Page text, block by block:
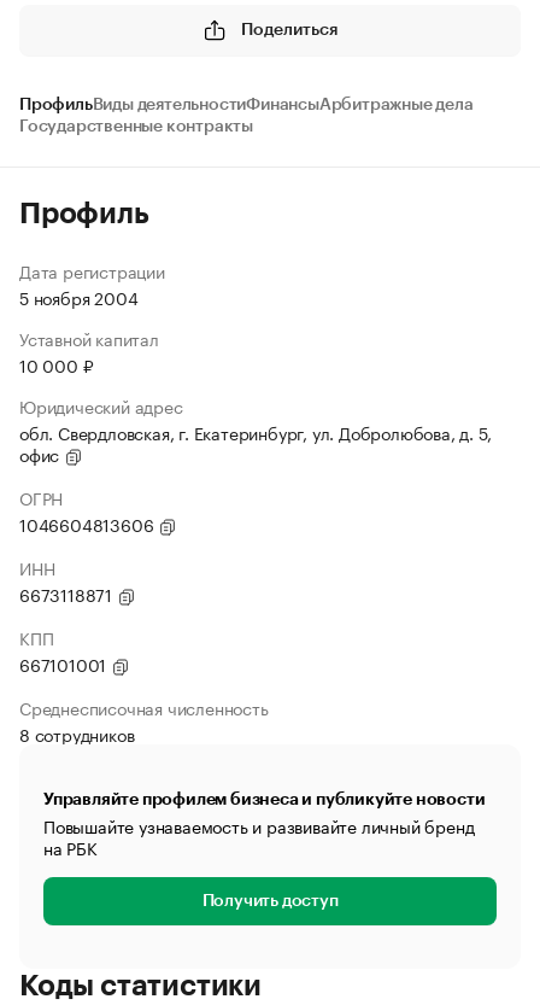
Поделиться
ПрофильВиды деятельностиФинансыАрбитражные дела
Государственные контракты
Профиль
Дата регистрации
5 ноября 2004
Уставной капитал
10 000 ₽
Юридический адрес
обл. Свердловская, г. Екатеринбург, ул. Добролюбова, д. 5,
офис
ОГРН
1046604813606
ИНН
6673118871
КПП
667101001
Среднесписочная численность
8 сотрудников
Управляйте профилем бизнеса и публикуйте новости
Повышайте узнаваемость и развивайте личный бренд
на РБК
Получить доступ
Коды статистики